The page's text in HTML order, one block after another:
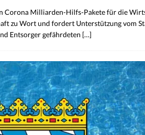
Corona Milliarden-Hilfs-Pakete für die
zu Wort und fordert Unterstützung vom
Entsorger gefährdeten […]